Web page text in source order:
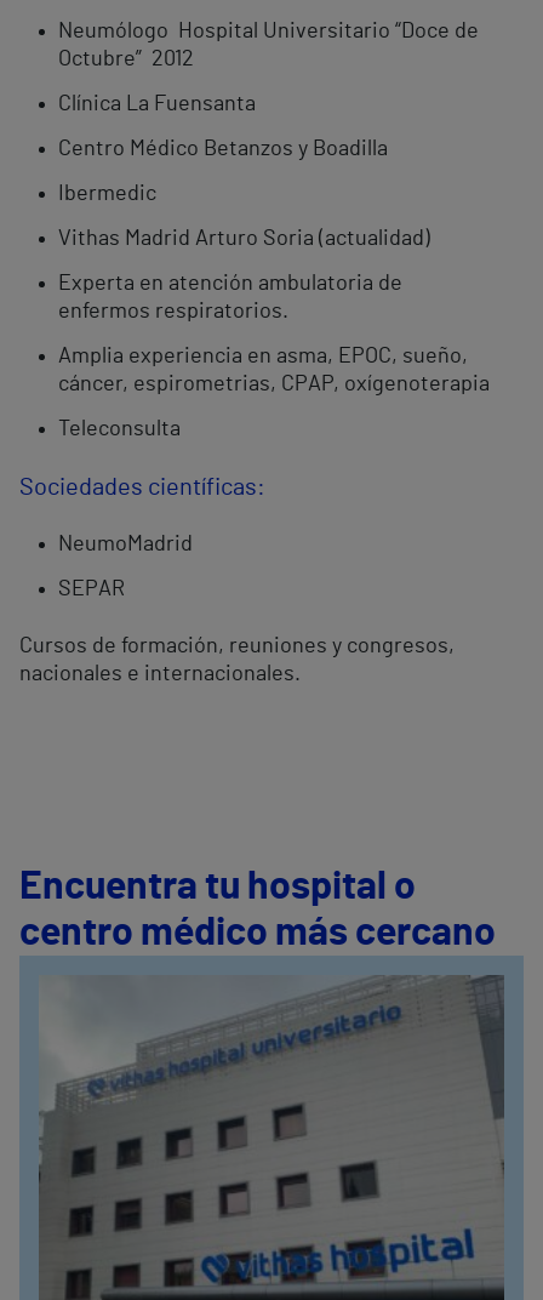
Neumólogo Hospital Universitario “Doce de
Octubre” 2012
Clínica La Fuensanta
Centro Médico Betanzos y Boadilla
Ibermedic
Vithas Madrid Arturo Soria (actualidad)
Experta en atención ambulatoria de
enfermos respiratorios.
Amplia experiencia en asma, EPOC, sueño,
cáncer, espirometrias, CPAP, oxígenoterapia
Teleconsulta
Sociedades científicas:
NeumoMadrid
SEPAR
Cursos de formación, reuniones y congresos,
nacionales e internacionales.
Encuentra tu hospital o
centro médico más cercano